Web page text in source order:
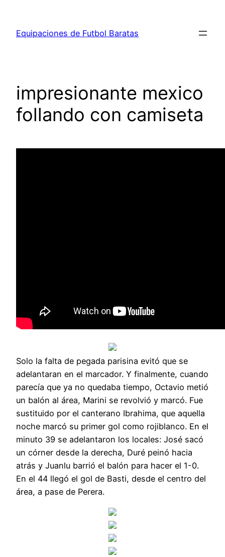
contenido
Equipaciones de Futbol Baratas
impresionante mexico
follando con camiseta
Solo la falta de pegada parisina evitó que se
adelantaran en el marcador. Y finalmente, cuando
parecía que ya no quedaba tiempo, Octavio metió
un balón al área, Marini se revolvió y marcó. Fue
sustituido por el canterano Ibrahima, que aquella
noche marcó su primer gol como rojiblanco. En el
minuto 39 se adelantaron los locales: José sacó
un córner desde la derecha, Duré peinó hacia
atrás y Juanlu barrió el balón para hacer el 1-0.
En el 44 llegó el gol de Basti, desde el centro del
área, a pase de Perera.